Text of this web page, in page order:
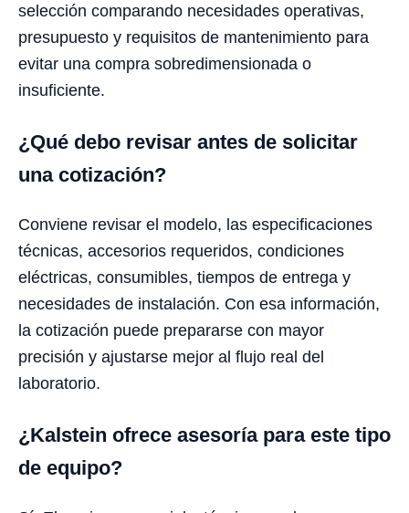
selección comparando necesidades operativas,
presupuesto y requisitos de mantenimiento para
evitar una compra sobredimensionada o
insuficiente.
¿Qué debo revisar antes de solicitar
una cotización?
Conviene revisar el modelo, las especificaciones
técnicas, accesorios requeridos, condiciones
eléctricas, consumibles, tiempos de entrega y
necesidades de instalación. Con esa información,
la cotización puede prepararse con mayor
precisión y ajustarse mejor al flujo real del
laboratorio.
¿Kalstein ofrece asesoría para este tipo
de equipo?